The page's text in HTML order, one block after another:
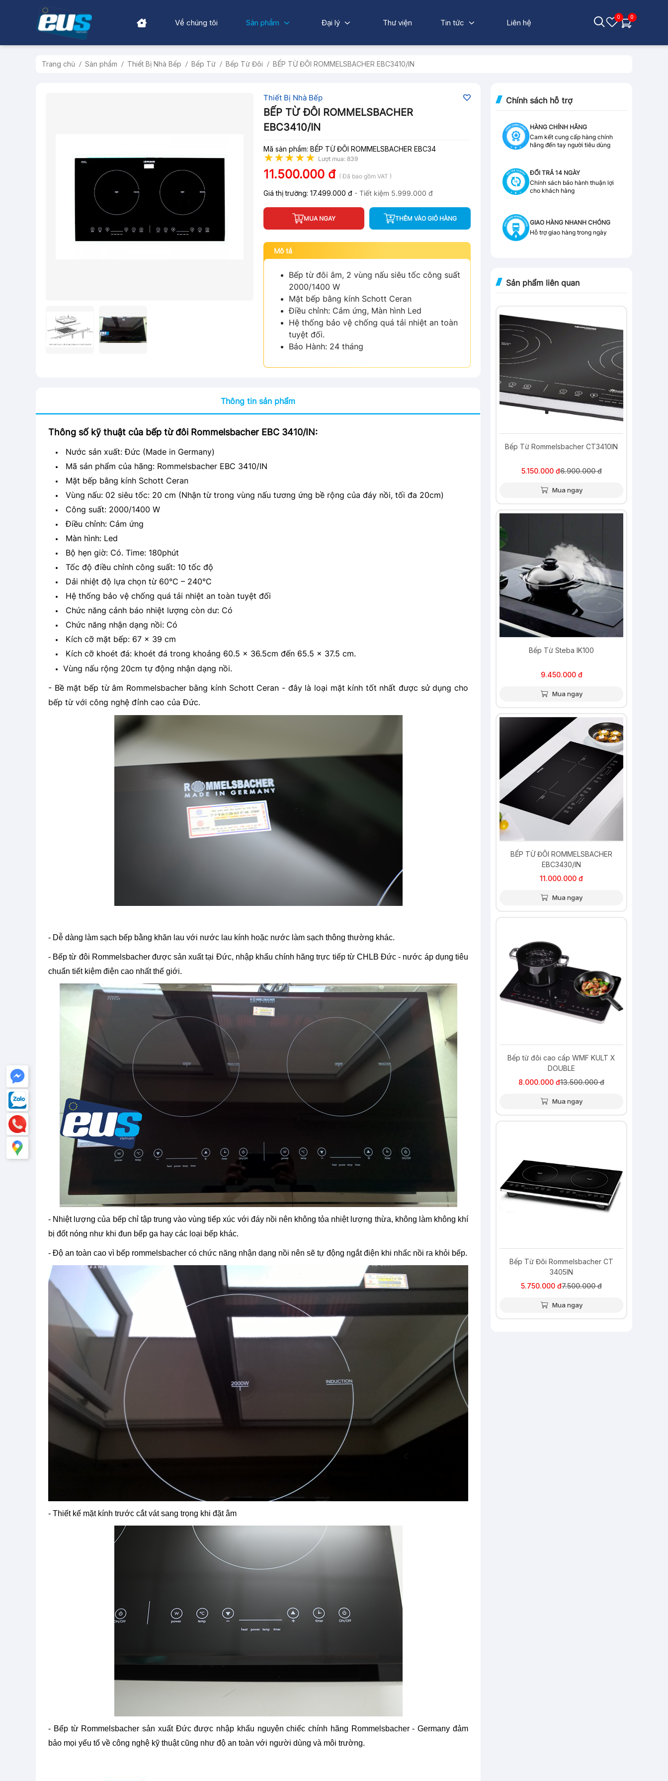
Về chúng tôi Sản phẩm Đại lý Thư viện Tin tức Liên hệ
0 0
Trang chủ Sản phẩm Thiết Bị Nhà Bếp Bếp Từ Bếp Từ Đôi BẾP TỪ ĐÔI ROMMELSBACHER EBC3410/IN
Thiết Bị Nhà Bếp
BẾP TỪ ĐÔI ROMMELSBACHER
EBC3410/IN
Mã sản phẩm: BẾP TỪ ĐÔI ROMMELSBACHER EBC34
Lượt mua: 839
11.500.000 đ ( Đã bao gồm VAT )
Giá thị trường: 17.499.000 đ - Tiết kiệm 5.999.000 đ
MUA NGAY THÊM VÀO GIỎ HÀNG
Mô tả
Bếp từ đôi âm, 2 vùng nấu siêu tốc công suất
2000/1400 W
Mặt bếp bằng kính Schott Ceran
Điều chỉnh: Cảm ứng, Màn hình Led
Hệ thống bảo vệ chống quá tải nhiệt an toàn
tuyệt đối.
Bảo Hành: 24 tháng
Thông tin sản phẩm
Thông số kỹ thuật của bếp từ đôi Rommelsbacher EBC 3410/IN:
Nước sản xuất: Đức (Made in Germany)
Mã sản phẩm của hãng: Rommelsbacher EBC 3410/IN
Mặt bếp bằng kính Schott Ceran
Vùng nấu: 02 siêu tốc: 20 cm (Nhận từ trong vùng nấu tương ứng bề rộng của đáy nồi, tối đa 20cm)
Công suất: 2000/1400 W
Điều chỉnh: Cảm ứng
Màn hình: Led
Bộ hẹn giờ: Có. Time: 180phút
Tốc độ điều chỉnh công suất: 10 tốc độ
Dải nhiệt độ lựa chọn từ 60°C – 240°C
Hệ thống bảo vệ chống quá tải nhiệt an toàn tuyệt đối
Chức năng cảnh báo nhiệt lượng còn dư: Có
Chức năng nhận dạng nồi: Có
Kích cỡ mặt bếp: 67 x 39 cm
Kích cỡ khoét đá: khoét đá trong khoảng 60.5 x 36.5cm đến 65.5 x 37.5 cm.
Vùng nấu rộng 20cm tự động nhận dạng nồi.
- Bề mặt bếp từ âm Rommelsbacher bằng kính Schott Ceran - đây là loại mặt kính tốt nhất được sử dụng cho
bếp từ với công nghệ đỉnh cao của Đức.
- Dễ dàng làm sạch bếp bằng khăn lau với nước lau kính hoặc nước làm sạch thông thường khác.
- Bếp từ đôi Rommelsbacher được sản xuất tại Đức, nhập khẩu chính hãng trực tiếp từ CHLB Đức - nước áp dụng tiêu
chuẩn tiết kiệm điện cao nhất thế giới.
- Nhiệt lượng của bếp chỉ tập trung vào vùng tiếp xúc với đáy nồi nên không tỏa nhiệt lượng thừa, không làm không khí
bị đốt nóng như khi đun bếp ga hay các loại bếp khác.
- Độ an toàn cao vì bếp rommelsbacher có chức năng nhận dạng nồi nên sẽ tự động ngắt điện khi nhấc nồi ra khỏi bếp.
- Thiết kế mặt kính trước cắt vát sang trọng khi đặt âm
- Bếp từ Rommelsbacher sản xuất Đức được nhập khẩu nguyên chiếc chính hãng Rommelsbacher - Germany đảm
bảo mọi yếu tố về công nghệ kỹ thuật cũng như độ an toàn với người dùng và môi trường.
Chính sách hỗ trợ
HÀNG CHÍNH HÃNG
Cam kết cung cấp hàng chính
hãng đến tay người tiêu dùng
ĐỔI TRẢ 14 NGÀY
Chính sách bảo hành thuận lợi
cho khách hàng
GIAO HÀNG NHANH CHÓNG
Hỗ trợ giao hàng trong ngày
Sản phẩm liên quan
-25%
Bếp Từ Rommelsbacher CT3410IN
5.150.000 đ6.900.000 đ
Mua ngay
Bếp Từ Steba IK100
9.450.000 đ
Mua ngay
BẾP TỪ ĐÔI ROMMELSBACHER
EBC3430/IN
11.000.000 đ
Mua ngay
Bếp từ đôi cao cấp WMF KULT X
DOUBLE
8.000.000 đ13.500.000 đ
Mua ngay
Bếp Từ Đôi Rommelsbacher CT
3405IN
5.750.000 đ7.500.000 đ
Mua ngay